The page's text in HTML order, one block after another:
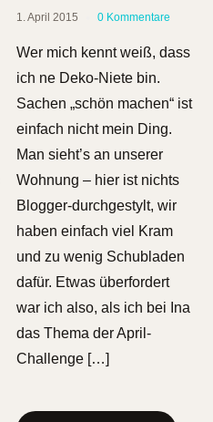
1. April 2015 0 Kommentare
Wer mich kennt weiß, dass
ich ne Deko-Niete bin.
Sachen „schön machen“ ist
einfach nicht mein Ding.
Man sieht’s an unserer
Wohnung – hier ist nichts
Blogger-durchgestylt, wir
haben einfach viel Kram
und zu wenig Schubladen
dafür. Etwas überfordert
war ich also, als ich bei Ina
das Thema der April-
Challenge […]